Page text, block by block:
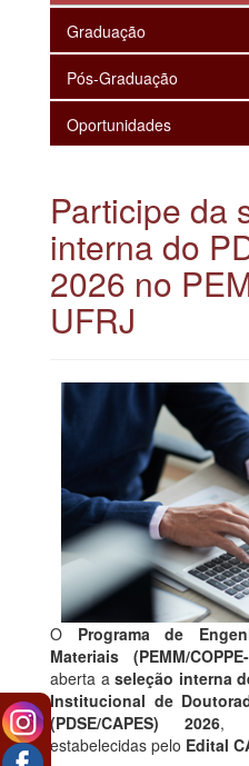
Graduação
Pós-Graduação
Oportunidades
Participe da
interna do
2026 no
UFRJ
O Programa de
Materiais (PEMM/
aberta aseleção interna
Institucional de
(PDSE/CAPES) 2026,
estabelecidas pelo Edital